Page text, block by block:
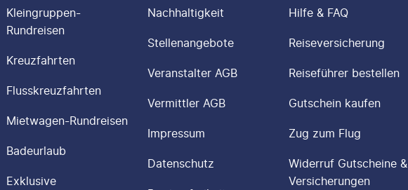
Kleingruppen-
Rundreisen
Kreuzfahrten
Flusskreuzfahrten
Mietwagen-Rundreisen
Badeurlaub
Exklusive
Nachhaltigkeit
Stellenangebote
Veranstalter AGB
Vermittler AGB
Impressum
Datenschutz
Hilfe & FAQ
Reiseversicherung
Reiseführer bestellen
Gutschein kaufen
Zug zum Flug
Widerruf Gutscheine &
Versicherungen